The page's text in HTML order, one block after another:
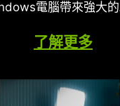
電腦帶來強大的
了解更多
支援。GeForce RTX
斷提升你的 PC 遊戲能
，讓你以前所未有的